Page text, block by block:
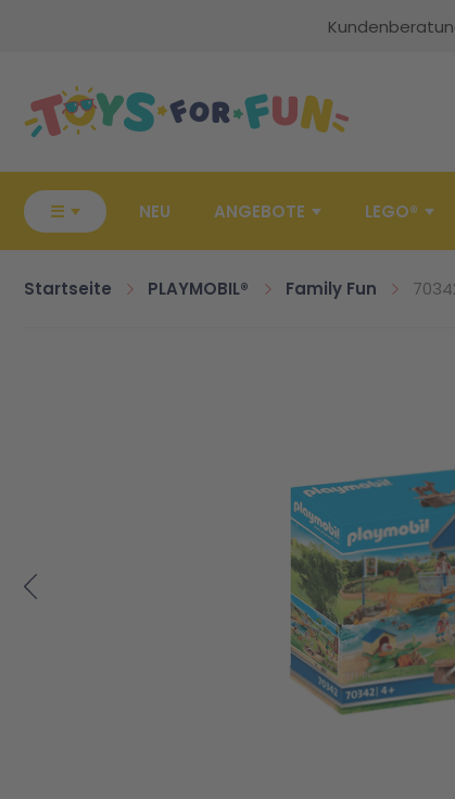
☰ NEU ANGEBOTE LEGO®
Startseite PLAYMOBIL® Family Fun